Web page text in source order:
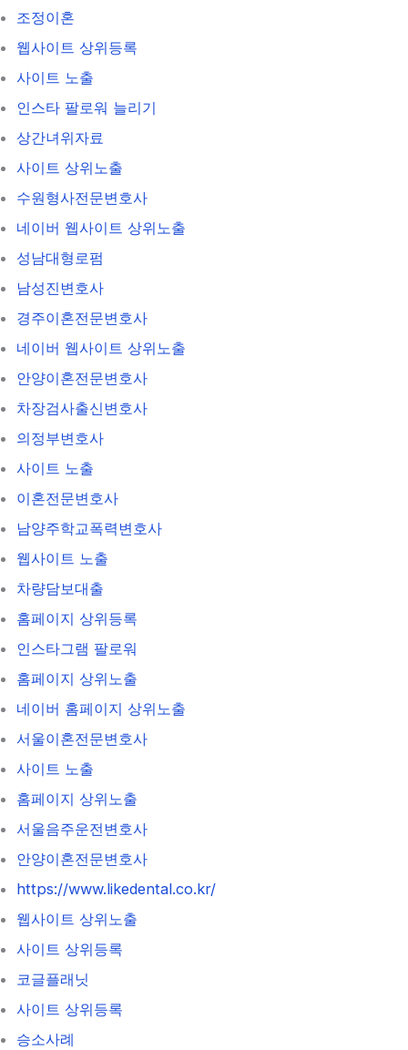
조정이혼
웹사이트 상위등록
사이트 노출
인스타 팔로워 늘리기
상간녀위자료
사이트 상위노출
수원형사전문변호사
네이버 웹사이트 상위노출
성남대형로펌
남성진변호사
경주이혼전문변호사
네이버 웹사이트 상위노출
안양이혼전문변호사
차장검사출신변호사
의정부변호사
사이트 노출
이혼전문변호사
남양주학교폭력변호사
웹사이트 노출
차량담보대출
홈페이지 상위등록
인스타그램 팔로워
홈페이지 상위노출
네이버 홈페이지 상위노출
서울이혼전문변호사
사이트 노출
홈페이지 상위노출
서울음주운전변호사
안양이혼전문변호사
https://www.likedental.co.kr/
웹사이트 상위노출
사이트 상위등록
코글플래닛
사이트 상위등록
승소사례